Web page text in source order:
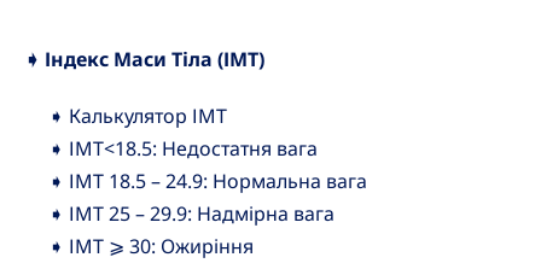
➧ Індекс Маси Тіла (ІМТ)
➧ Калькулятор ІМТ
➧ ІМТ<18.5: Недостатня вага
➧ ІМТ 18.5 – 24.9: Нормальна вага
➧ ІМТ 25 – 29.9: Надмірна вага
➧ ІМТ ⩾ 30: Ожиріння